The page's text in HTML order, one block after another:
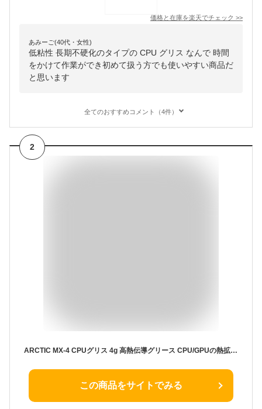
価格と在庫を楽天でチェック >>
あみーご(40代・女性)
低粘性 長期不硬化のタイプの CPU グリス なんで 時間
をかけて作業ができ初めて扱う方でも使いやすい商品だ
と思います
全てのおすすめコメント（4件）
2
ARCTIC MX-4 CPUグリス 4g 高熱伝導グリース CPU/GPUの熱拡散効率向上 低熱抵抗 低粘性 長期不硬化 非導電性 サーマルコンパウンド シリコングリス CPUMX4 送料無料
この商品をサイトでみる